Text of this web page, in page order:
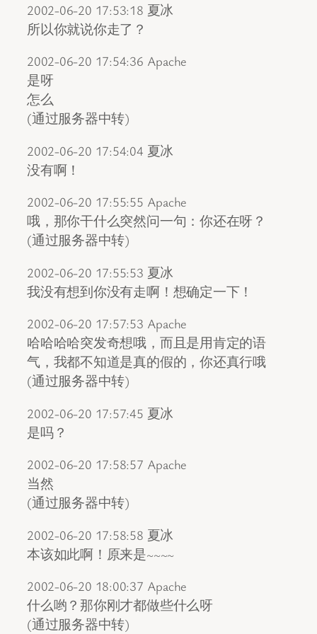
2002-06-20 17:53:18 夏冰
所以你就说你走了？
2002-06-20 17:54:36 Apache
是呀
怎么
(通过服务器中转)
2002-06-20 17:54:04 夏冰
没有啊！
2002-06-20 17:55:55 Apache
哦，那你干什么突然问一句：你还在呀？
(通过服务器中转)
2002-06-20 17:55:53 夏冰
我没有想到你没有走啊！想确定一下！
2002-06-20 17:57:53 Apache
哈哈哈哈突发奇想哦，而且是用肯定的语
气，我都不知道是真的假的，你还真行哦
(通过服务器中转)
2002-06-20 17:57:45 夏冰
是吗？
2002-06-20 17:58:57 Apache
当然
(通过服务器中转)
2002-06-20 17:58:58 夏冰
本该如此啊！原来是~~~~
2002-06-20 18:00:37 Apache
什么哟？那你刚才都做些什么呀
(通过服务器中转)